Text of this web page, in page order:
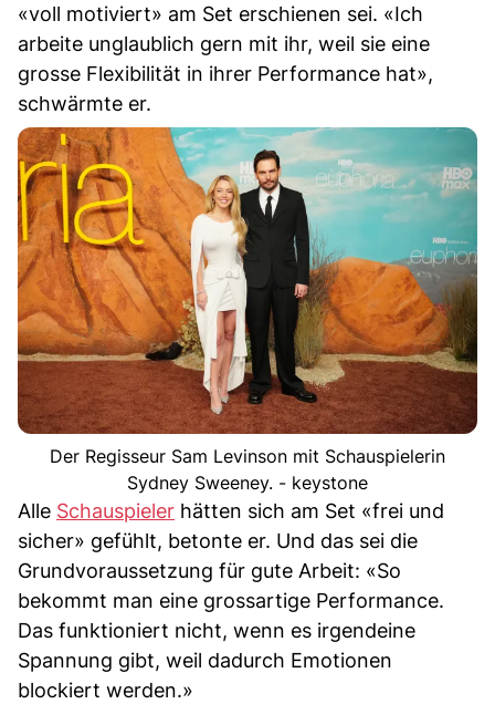
«voll motiviert» am Set erschienen sei. «Ich
arbeite unglaublich gern mit ihr, weil sie eine
grosse Flexibilität in ihrer Performance hat»,
schwärmte er.
Der Regisseur Sam Levinson mit Schauspielerin
Sydney Sweeney. - keystone
Alle Schauspieler hätten sich am Set «frei und
sicher» gefühlt, betonte er. Und das sei die
Grundvoraussetzung für gute Arbeit: «So
bekommt man eine grossartige Performance.
Das funktioniert nicht, wenn es irgendeine
Spannung gibt, weil dadurch Emotionen
blockiert werden.»